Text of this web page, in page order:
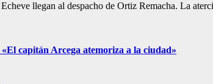
llegan al despacho de Ortiz Remacha. La
capitán Arcega atemoriza a la ciudad»